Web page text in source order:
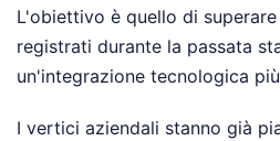
L'obiettivo è quello di
registrati durante la passata
un'integrazione tecnologica
I vertici aziendali stanno già